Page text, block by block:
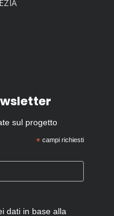
sul progetto
*campi richiesti
dati in base alla